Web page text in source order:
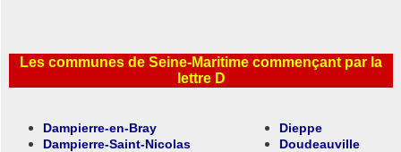
Les communes de Seine-Maritime commençant par la
lettre D
Dampierre-en-Bray
Dampierre-Saint-Nicolas
Dieppe
Doudeauville